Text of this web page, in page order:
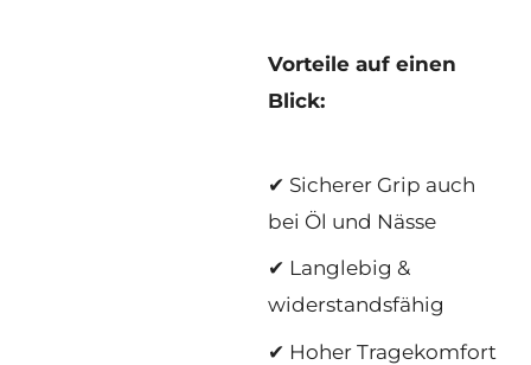
Vorteile auf einen
Blick:
✔ Sicherer Grip auch
bei Öl und Nässe
✔ Langlebig &
widerstandsfähig
✔ Hoher Tragekomfort